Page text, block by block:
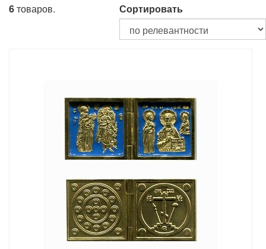
6товаров. Сортировать